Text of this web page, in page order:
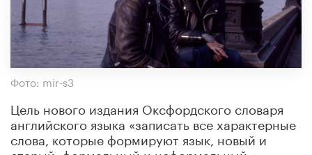
Фото: mir-s3
Цель нового издания Оксфордского словаря
английского языка «записать все характерные
слова, которые формируют язык, новый и